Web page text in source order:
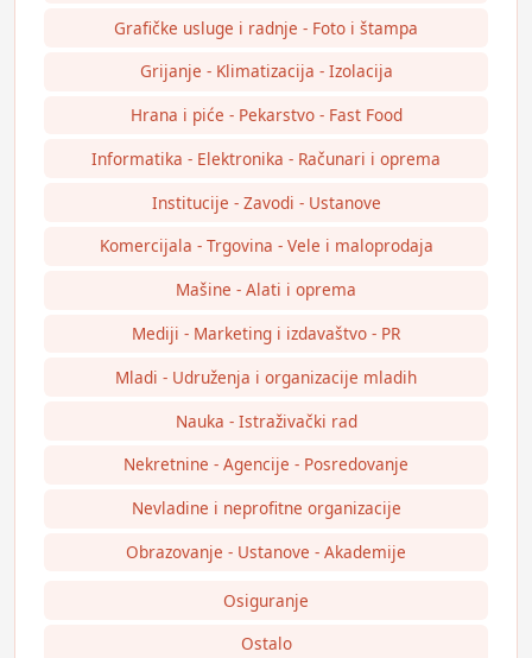
Grafičke usluge i radnje - Foto i štampa
Grijanje - Klimatizacija - Izolacija
Hrana i piće - Pekarstvo - Fast Food
Informatika - Elektronika - Računari i oprema
Institucije - Zavodi - Ustanove
Komercijala - Trgovina - Vele i maloprodaja
Mašine - Alati i oprema
Mediji - Marketing i izdavaštvo - PR
Mladi - Udruženja i organizacije mladih
Nauka - Istraživački rad
Nekretnine - Agencije - Posredovanje
Nevladine i neprofitne organizacije
Obrazovanje - Ustanove - Akademije
Osiguranje
Ostalo